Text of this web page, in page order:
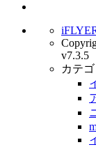
v7.3.5
カテ